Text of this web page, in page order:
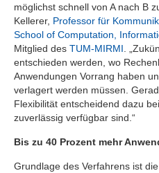
möglichst schnell von A nach B
Kellerer, Professor für
School of Computation,
Mitglied des TUM-MIRMI .
entschieden werden, wo
Anwendungen Vorrang haben
verlagert werden müssen.
Flexibilität entscheidend dazu
zuverlässig verfügbar sind.“
Bis zu 40 Prozent mehr
Grundlage des Verfahrens ist